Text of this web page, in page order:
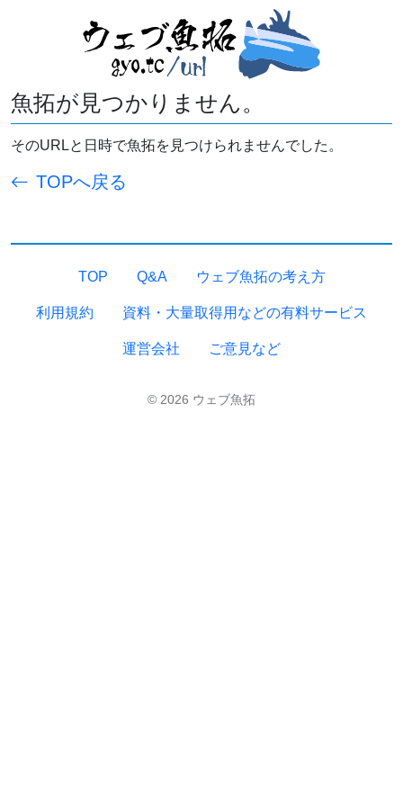
魚拓が見つかりません。
そのURLと日時で魚拓を見つけられませんでした。
TOPへ戻る
TOP Q&A ウェブ魚拓の考え方
利用規約 資料・大量取得用などの有料サービス
運営会社 ご意見など
© 2026 ウェブ魚拓